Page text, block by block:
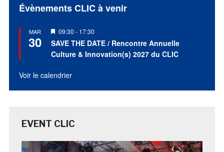
Évènements CLIC à venir
MAR
30
Mis
en
avant
09:30 - 17:30
SAVE THE DATE / Rencontre Annuelle
Culture & Innovation(s) 2027 du CLIC
Voir le calendrier
EVENT CLIC